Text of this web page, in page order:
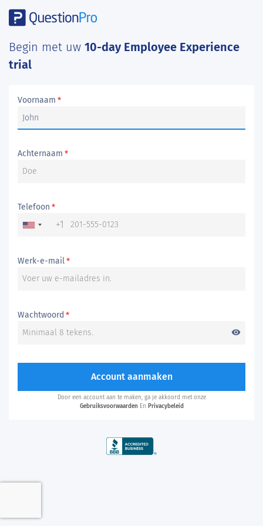
Begin met uw 10-day Employee Experience
trial
Voornaam *
Achternaam *
Telefoon *
+1
Werk-e-mail*
Wachtwoord *
visibility
Account aanmaken
Door een account aan te maken, ga je akkoord met onze
Gebruiksvoorwaarden En Privacybeleid